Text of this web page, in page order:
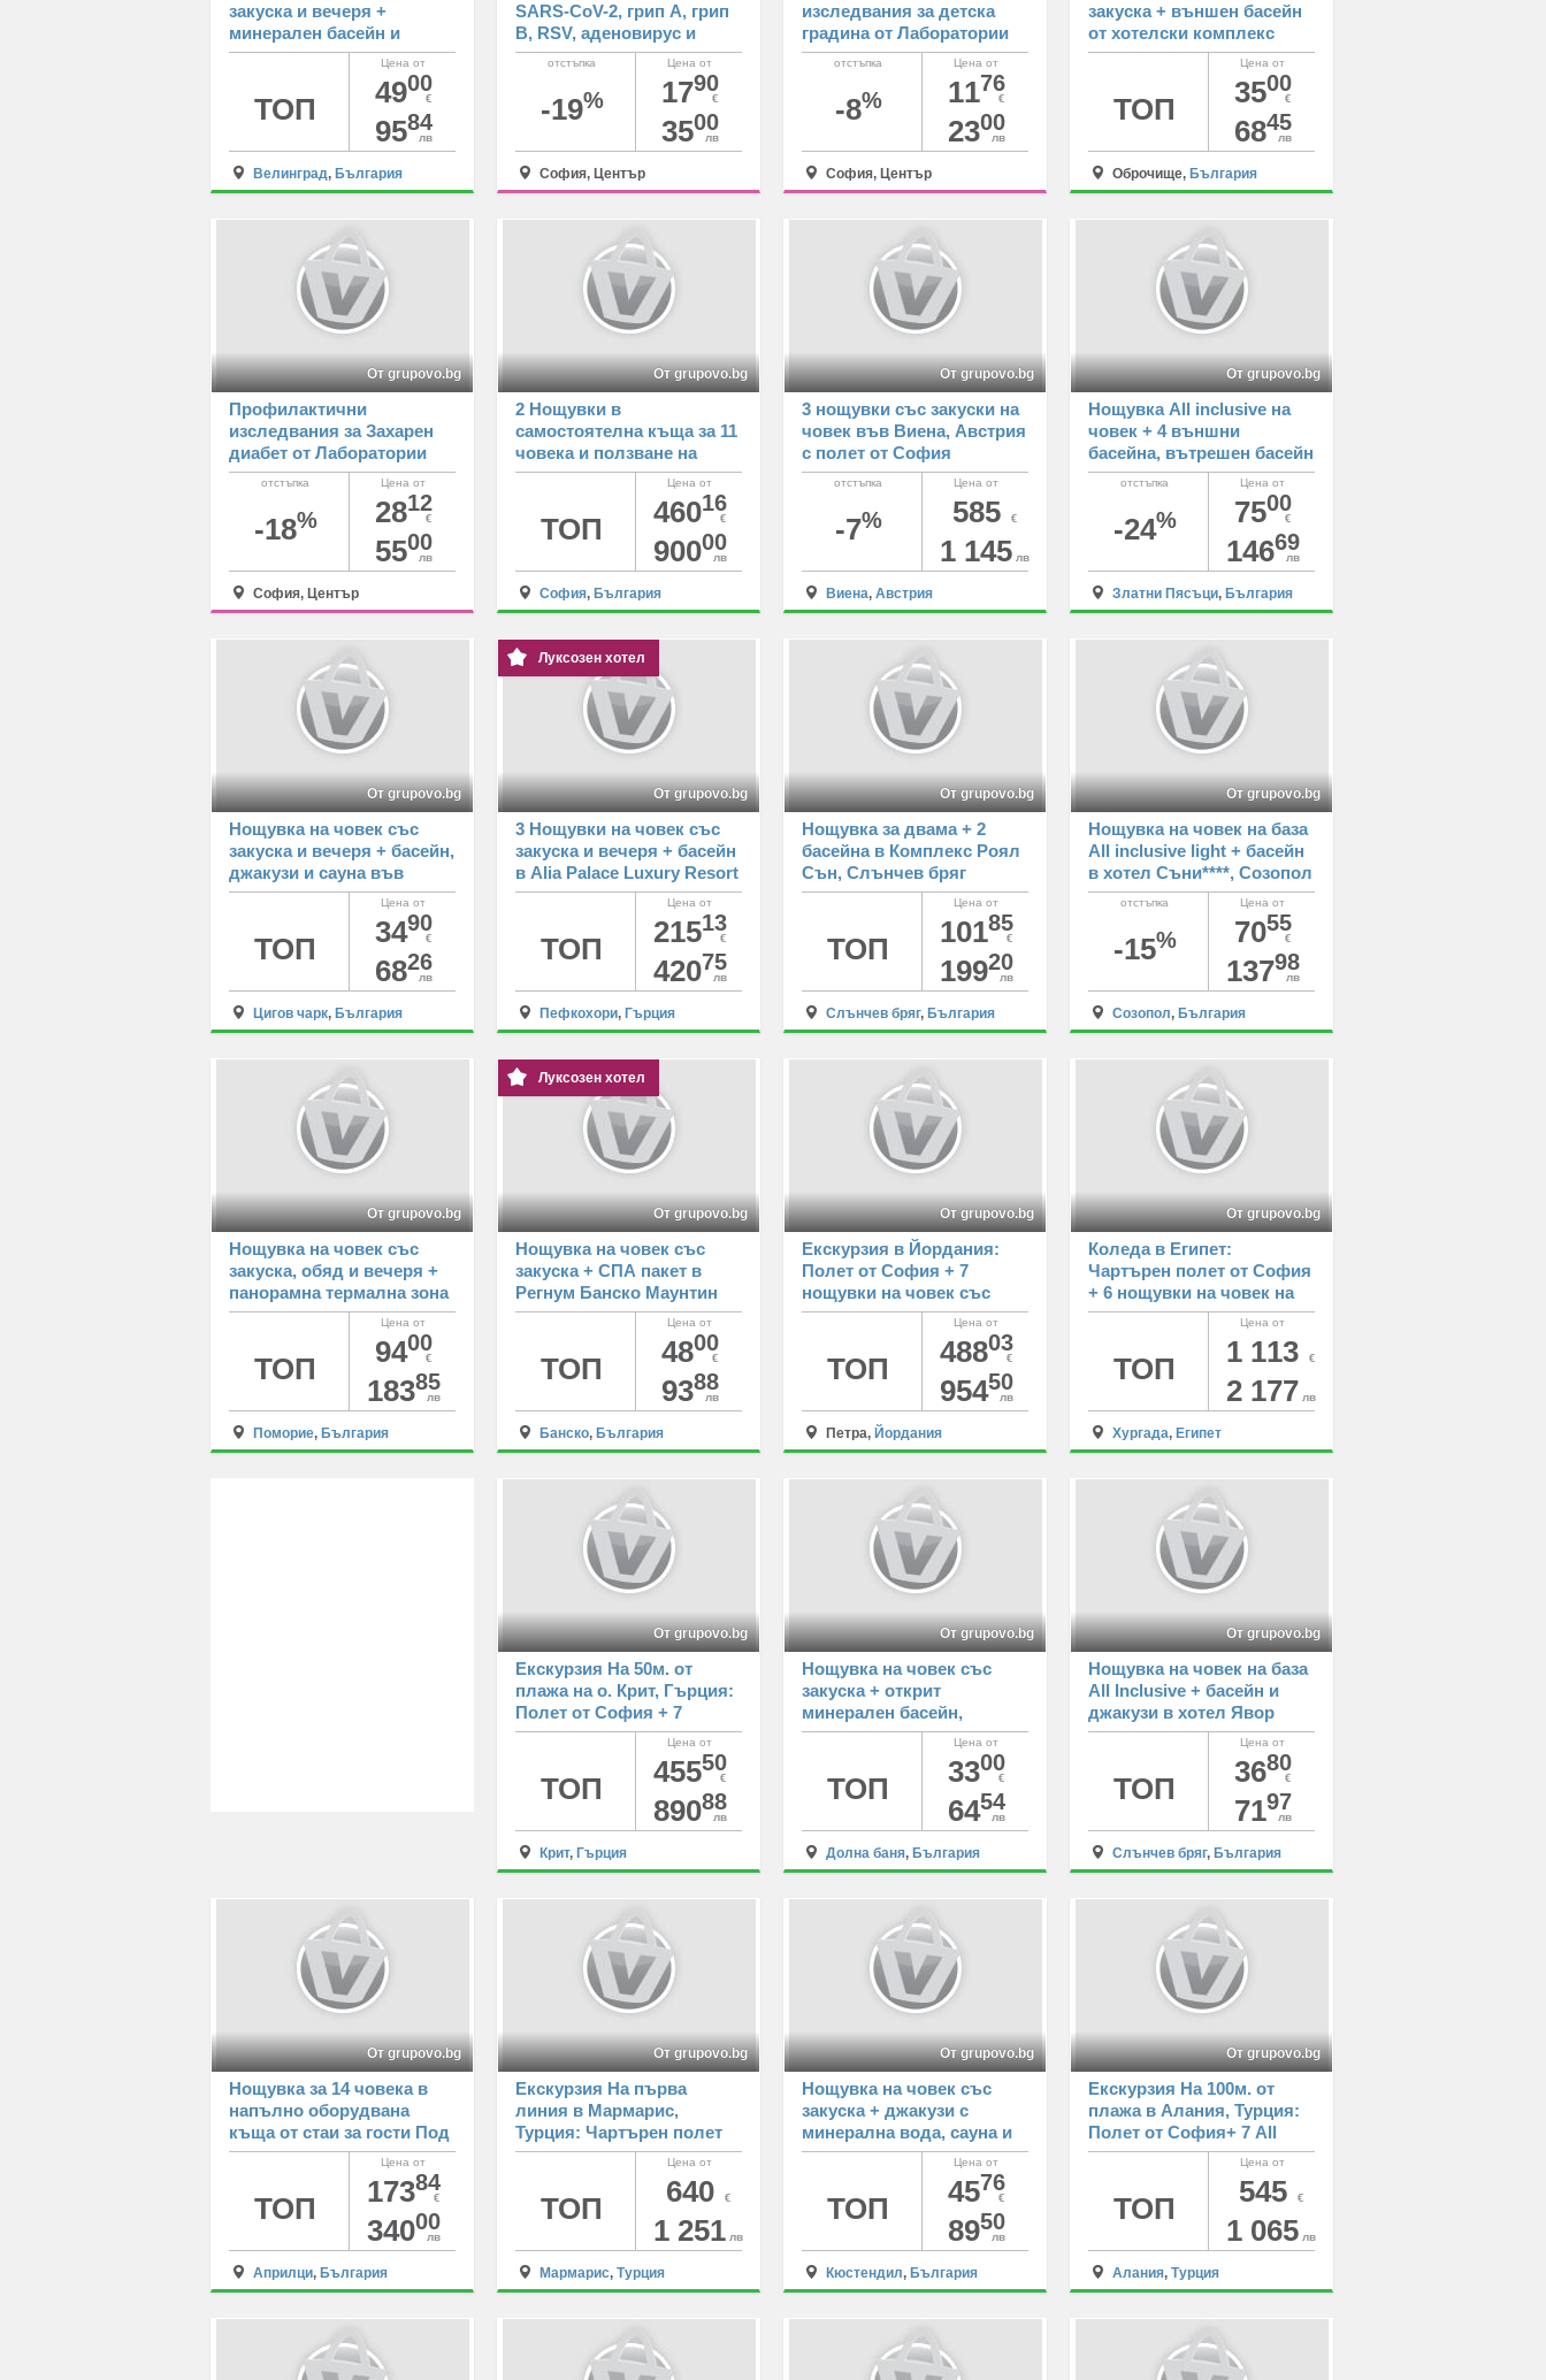
закуска и вечеря +
минерален басейн и
релакс пакет от хотел
Цена от
4900
€
9584
лв
ТОП
Велинград, България
SARS-CoV-2, грип А, грип
В, RSV, аденовирус и
антигени на M.pneumoniae
Кандиларов
Цена от
1790
€
3500
лв
отстъпка
-19%
София, Център
изследвания за детска
градина от Лаборатории
Кандиларов
Цена от
1176
€
2300
лв
отстъпка
-8%
София, Център
закуска + външен басейн
от хотелски комплекс
Рай***, с. ОброчищеЦена от
3500
€
6845
лв
ТОП
Оброчище, България
От grupovo.bg
Профилактични
изследвания за Захарен
диабет от Лаборатории
Кандиларов
Цена от
2812
€
5500
лв
отстъпка
-18%
София, Център
От grupovo.bg
2 Нощувки в
самостоятелна къща за 11
човека и ползване на
оборудвана кухня,
Къща за гости Дени, село
Чорул
Цена от
46016
€
90000
лв
ТОП
София, България
От grupovo.bg
3 нощувки със закуски на
човек във Виена, Австрия
с полет от София
Цена от
585 €
1 145 лв
отстъпка
-7%
Виена, Австрия
От grupovo.bg
Нощувка All inclusive на
човек + 4 външни
басейна, вътрешен басейн
и СПА зона от хотел
Сънрайз 4****, Златни
пясъци
Цена от
7500
€
14669
лв
отстъпка
-24%
Златни Пясъци, България
От grupovo.bg
Нощувка на човек със
закуска и вечеря + басейн,
джакузи и сауна във
Ваканционно селище
Цена от
3490
€
6826
лв
ТОП
Цигов чарк, България
Луксозен хотел
От grupovo.bg
3 Нощувки на човек със
закуска и вечеря + басейн
в Alia Palace Luxury Resort
Hotel 5*, ПефкохориЦена от
21513
€
42075
лв
ТОП
Пефкохори, Гърция
От grupovo.bg
Нощувка за двама + 2
басейна в Комплекс Роял
Сън, Слънчев бряг
Цена от
10185
€
19920
лв
ТОП
Слънчев бряг, България
От grupovo.bg
Нощувка на човек на база
All inclusive light + басейн
в хотел Съни****, Созопол
Цена от
7055
€
13798
лв
отстъпка
-15%
Созопол, България
От grupovo.bg
Нощувка на човек със
закуска, обяд и вечеря +
панорамна термална зона
от хотел Св. Св. Петър и
Цена от
9400
€
18385
лв
ТОП
Поморие, България
Луксозен хотел
От grupovo.bg
Нощувка на човек със
закуска + СПА пакет в
Регнум Банско Маунтин
Ризорт*****
Цена от
4800
€
9388
лв
ТОП
Банско, България
От grupovo.bg
Екскурзия в Йордания:
Полет от София + 7
нощувки на човек със
закуски в Al Qidra Hotel
and Suites Aqaba Standard
3*. Възможност за
посещение на град Петра
и сафари в пустинята
Уади Рум
Цена от
48803
€
95450
лв
ТОП
Петра, Йордания
От grupovo.bg
Коледа в Египет:
Чартърен полет от София
+ 6 нощувки на човек на
All Inclusive в Pharaoh
със закуска, обяд, вечеря
и посещение на
пирамидите в Кайро
Цена от
1 113 €
2 177 лв
ТОП
Хургада, Египет
От grupovo.bg
Екскурзия На 50м. от
плажа на о. Крит, Гърция:
Полет от София + 7
нощувки със закуски и
вечери на човек в хотел
Porto Plazza
Цена от
45550
€
89088
лв
ТОП
Крит, Гърция
От grupovo.bg
Нощувка на човек със
закуска + открит
минерален басейн,
джакузи и релакс зона в
комплекс Долна баня
Цена от
3300
€
6454
лв
ТОП
Долна баня, България
От grupovo.bg
Нощувка на човек на база
All Inclusive + басейн и
джакузи в хотел Явор
Палас****, Слънчев бряг
Цена от
3680
€
7197
лв
ТОП
Слънчев бряг, България
От grupovo.bg
Нощувка за 14 човека в
напълно оборудвана
къща от стаи за гости Под
върха, Априлци
Цена от
17384
€
34000
лв
ТОП
Априлци, България
От grupovo.bg
Екскурзия На първа
линия в Мармарис,
Турция: Чартърен полет
от София + 7 нощувки на
в GOLMAR BEACH HOTEL
Цена от
640 €
1 251 лв
ТОП
Мармарис, Турция
От grupovo.bg
Нощувка на човек със
закуска + джакузи с
минерална вода, сауна и
солна стая от Семеен
хотел САЖИТАРИУС***,
Кюстендил
Цена от
4576
€
8950
лв
ТОП
Кюстендил, България
От grupovo.bg
Екскурзия На 100м. от
плажа в Алания, Турция:
Полет от София+ 7 All
Inclusive нощувки на
BEACH HOTEL 4*
Цена от
545 €
1 065 лв
ТОП
Алания, Турция